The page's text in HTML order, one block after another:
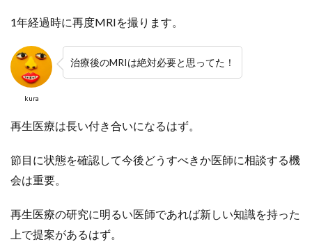
1年経過時に再度MRIを撮ります。
kura
治療後のMRIは絶対必要と思ってた！
再生医療は長い付き合いになるはず。
節目に状態を確認して今後どうすべきか医師に相談する機
会は重要。
再生医療の研究に明るい医師であれば新しい知識を持った
上で提案があるはず。